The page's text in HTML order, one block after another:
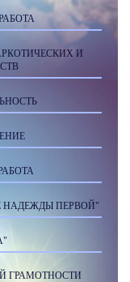
И
ПЕРВОЙ"
ГРАМОТНОСТИ